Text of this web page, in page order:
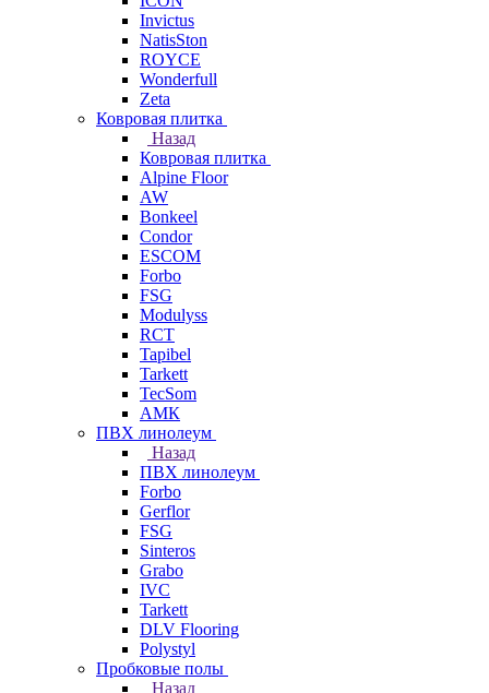
Invictus
NatisSton
ROYCE
Wonderfull
Zeta
Ковровая плитка
Назад
Ковровая плитка
Alpine Floor
AW
Bonkeel
Condor
ESCOM
Forbo
FSG
Modulyss
RCT
Tapibel
Tarkett
TecSom
АМК
ПВХ линолеум
Назад
ПВХ линолеум
Forbo
Gerflor
FSG
Sinteros
Grabo
IVC
Tarkett
DLV Flooring
Polystyl
Пробковые полы
Назад